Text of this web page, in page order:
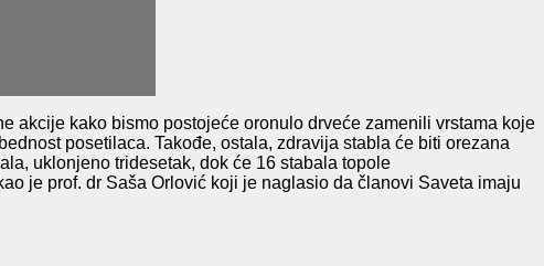
akcije kako bismo postojeće oronulo drveće zamenili vrstama koje
posetilaca. Takođe, ostala, zdravija stabla će biti orezana
uklonjeno tridesetak, dok će 16 stabala topo le
je prof. dr Saša Orlović koji je naglasio da članovi Saveta imaju